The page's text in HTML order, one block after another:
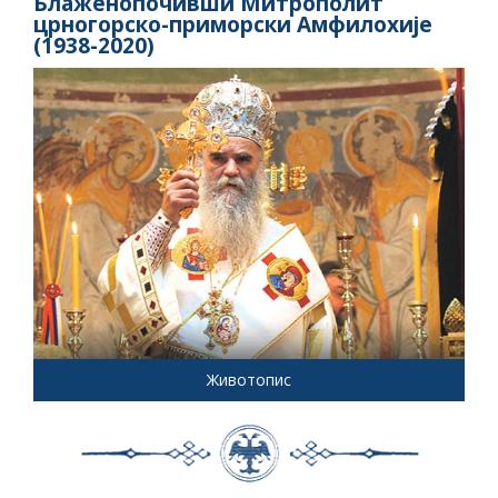
црногорско-приморски Амфилохије
(1938-2020)
Животопис